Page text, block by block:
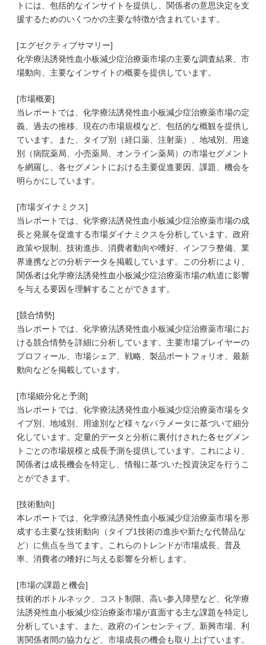
トには、包括的なインサイトを提供し、関係者の意思決定を支
援するためのいくつかの主要な特徴が含まれています。
[エグゼクティブサマリー]
化学療法誘発性血小板減少症治療薬市場の主要な調査結果、市
場動向、主要なインサイトの概要を提供しています。
[市場概要]
当レポートでは、化学療法誘発性血小板減少症治療薬市場の定
義、過去の推移、現在の市場規模など、包括的な概観を提供し
ています。また、タイプ別（経口薬、注射薬）、地域別、用途
別（病院薬局、小売薬局、オンライン薬局）の市場セグメント
を網羅し、各セグメントにおける主要促進要因、課題、機会を
明らかにしています。
[市場ダイナミクス]
当レポートでは、化学療法誘発性血小板減少症治療薬市場の成
長と発展を促進する市場ダイナミクスを分析しています。政府
政策や規制、技術進歩、消費者動向や嗜好、インフラ整備、業
界連携などの分析データを掲載しています。この分析により、
関係者は化学療法誘発性血小板減少症治療薬市場の軌道に影響
を与える要因を理解することができます。
[競合情勢]
当レポートでは、化学療法誘発性血小板減少症治療薬市場にお
ける競合情勢を詳細に分析しています。主要市場プレイヤーの
プロフィール、市場シェア、戦略、製品ポートフォリオ、最新
動向などを掲載しています。
[市場細分化と予測]
当レポートでは、化学療法誘発性血小板減少症治療薬市場をタ
イプ別、地域別、用途別など様々なパラメータに基づいて細分
化しています。定量的データと分析に裏付けされた各セグメン
トごとの市場規模と成長予測を提供しています。これにより、
関係者は成長機会を特定し、情報に基づいた投資決定を行うこ
とができます。
[技術動向]
本レポートでは、化学療法誘発性血小板減少症治療薬市場を形
成する主要な技術動向（タイプ1技術の進歩や新たな代替品な
ど）に焦点を当てます。これらのトレンドが市場成長、普及
率、消費者の嗜好に与える影響を分析します。
[市場の課題と機会]
技術的ボトルネック、コスト制限、高い参入障壁など、化学療
法誘発性血小板減少症治療薬市場が直面する主な課題を特定し
分析しています。また、政府のインセンティブ、新興市場、利
害関係者間の協力など、市場成長の機会も取り上げています。